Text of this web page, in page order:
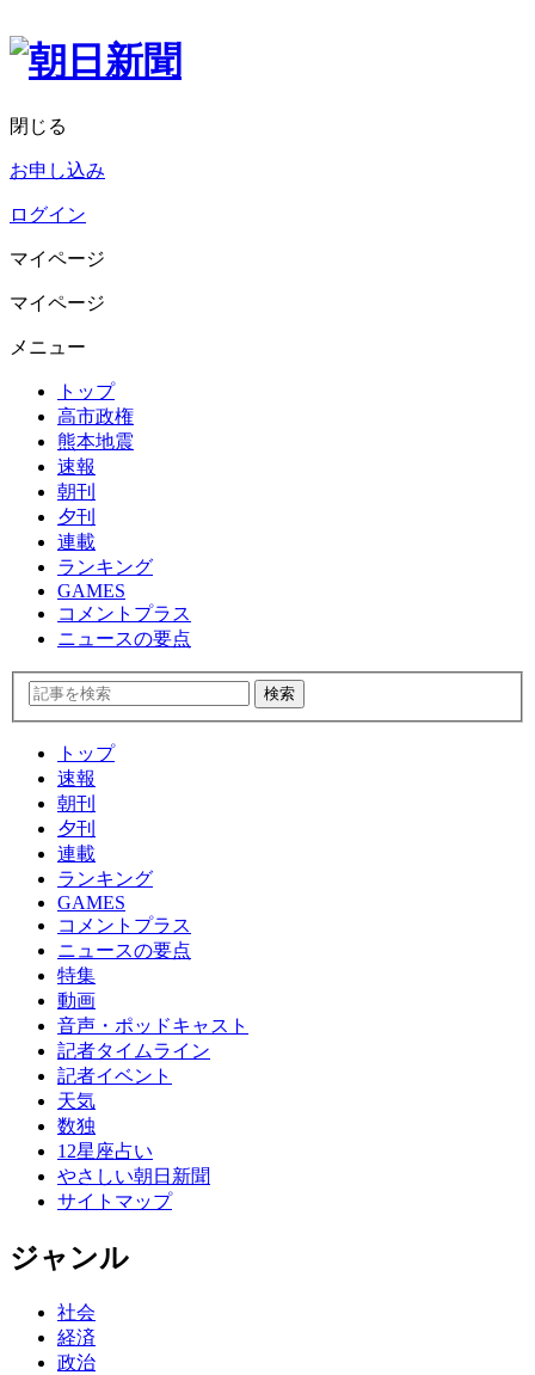
閉じる
お申し込み
ログイン
マイページ
マイページ
メニュー
トップ
高市政権
熊本地震
速報
朝刊
夕刊
連載
ランキング
GAMES
コメントプラス
ニュースの要点
トップ
速報
朝刊
夕刊
連載
ランキング
GAMES
コメントプラス
ニュースの要点
特集
動画
音声・ポッドキャスト
記者タイムライン
記者イベント
天気
数独
12星座占い
やさしい朝日新聞
サイトマップ
ジャンル
社会
経済
政治